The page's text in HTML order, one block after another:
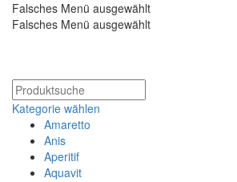
Falsches Menü ausgewählt
Falsches Menü ausgewählt
Kategorie wählen
Amaretto
Anis
Aperitif
Aquavit